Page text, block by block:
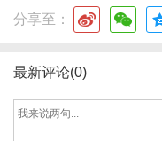
分享至：
最新评论(0)